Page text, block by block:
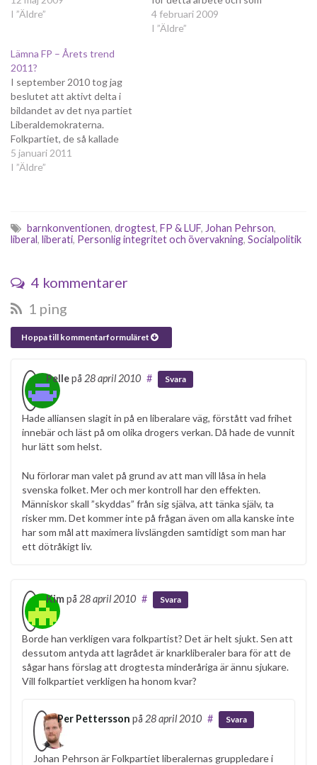
att jag skulle gråta om så
integritetsfrågor som skulle
kunna vara uppfriskande i
parlamentet, en linje som…
I ”Äldre”
dessutom fått många
nomineringar från sin egen
4 februari 2009
I ”Äldre”
Lämna FP – Årets trend
2011?
I september 2010 tog jag
beslutet att aktivt delta i
bildandet av det nya partiet
Liberaldemokraterna.
Folkpartiet, de så kallade
liberalerna, hade under en
längre tid gjort mig allt mer
inte längre skymten av i
moderpartiet.…
5 januari 2011
I ”Äldre”
barnkonventionen, drogtest, FP & LUF, Johan Pehrson,
liberal, liberati, Personlig integritet och övervakning, Socialpolitik
4 kommentarer
1 ping
Hoppa till kommentarformuläret
Pellepå 28 april 2010 # Svara
Hade alliansen slagit in på en liberalare väg, förstått vad frihet
innebär och läst på om olika drogers verkan. Då hade de vunnit
hur lätt som helst.
Nu förlorar man valet på grund av att man vill låsa in hela
svenska folket. Mer och mer kontroll har den effekten.
Människor skall ”skyddas” från sig själva, att tänka själv, ta
risker mm. Det kommer inte på frågan även om alla kanske inte
har som mål att maximera livslängden samtidigt som man har
ett dötråkigt liv.
Kimpå 28 april 2010 # Svara
Borde han verkligen vara folkpartist? Det är helt sjukt. Sen att
dessutom antyda att lagrådet är knarkliberaler bara för att de
sågar hans förslag att drogtesta minderåriga är ännu sjukare.
Vill folkpartiet verkligen ha honom kvar?
Per Pettersson på 28 april 2010 # Svara
Johan Pehrson är Folkpartiet liberalernas gruppledare i